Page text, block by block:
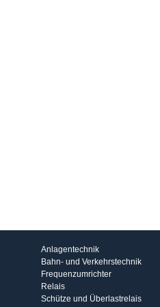
Anlagentechnik
Bahn- und Verkehrstechnik
Frequenzumrichter
Relais
Schütze und Überlastrelais